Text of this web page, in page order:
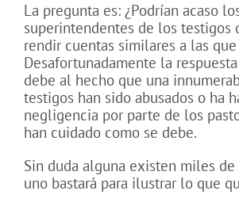
La pregunta es: ¿Podrían acaso
superintendentes de los testigos
rendir cuentas similares a las
Desafortunadamente la
debe al hecho que una
testigos han sido abusados o ha
negligencia por parte de los
han cuidado como se debe.
Sin duda alguna existen miles
uno bastará para ilustrar lo que